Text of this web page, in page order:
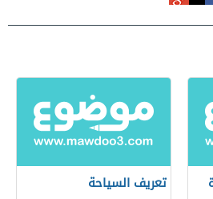
تعريف السياحة